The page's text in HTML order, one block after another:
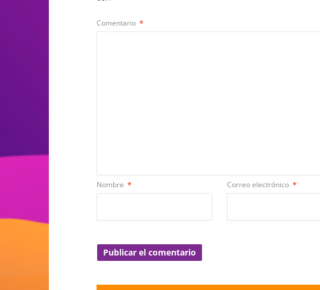
Comentario *
Nombre * Correo electrónico *